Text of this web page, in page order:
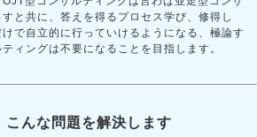
と共に、答えを得るプロセス学び、修得し
で自立的に行っていけるようになる、極論す
ィングは不要になることを目指します。
こんな問題を解決します